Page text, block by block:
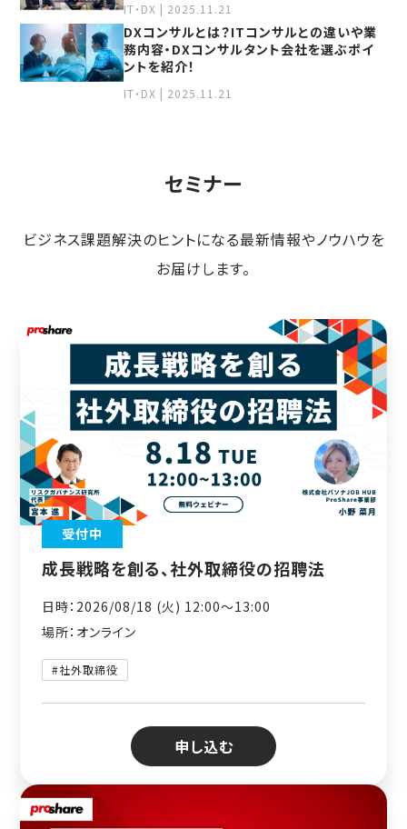
IT・DX | 2025.11.21
DXコンサルとは？ITコンサルとの違いや業
務内容・DXコンサルタント会社を選ぶポイ
ントを紹介！
IT・DX | 2025.11.21
セミナー
ビジネス課題解決のヒントになる最新情報やノウハウを
お届けします。
受付中
成長戦略を創る、社外取締役の招聘法
日時：2026/08/18 (火) 12:00〜13:00
場所：オンライン
#社外取締役
申し込む